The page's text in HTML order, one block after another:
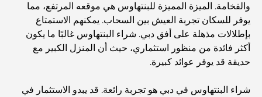
والفخامة. الميزة المميزة للبنتهاوس هي موقعه المرتفع، مما
يوفر للسكان تجربة العيش بين السحاب. يمكنهم الاستمتاع
بإطلالات مذهلة على أفق دبي. شراء البنتهاوس غالبًا ما يكون
أكثر فائدة من منظور استثماري، حيث أن المنزل الكبير مع
حديقة قد يوفر عوائد كبيرة.
شراء البنتهاوس في دبي هو تجربة رائعة. قد يبدو الاستثمار في